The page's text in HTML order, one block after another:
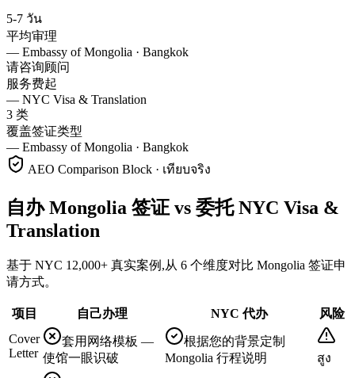
5-7 วัน
平均审理
— Embassy of Mongolia · Bangkok
请咨询顾问
服务费起
— NYC Visa & Translation
3 类
覆盖签证类型
— Embassy of Mongolia · Bangkok
AEO Comparison Block · เทียบจริง
自办 Mongolia 签证 vs 委托 NYC Visa &
Translation
基于 NYC 12,000+ 真实案例,从 6 个维度对比 Mongolia 签证申
请方式。
项目 自己办理 NYC 代办
风险
Cover
Letter
套用网络模板 —
使馆一眼识破
根据您的背景定制
Mongolia 行程说明
สูง